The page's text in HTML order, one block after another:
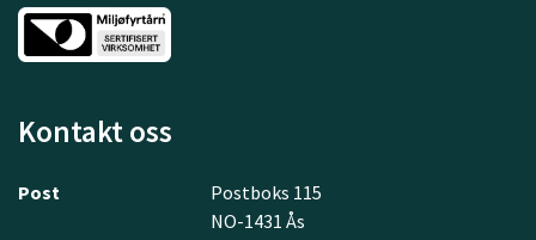
Kontakt oss
Post
Postboks 115
NO-1431 Ås